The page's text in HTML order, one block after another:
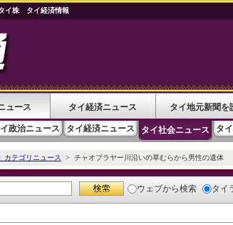
イ株 タイ経済情報
ュース タイ経済ニュース タイ地元新聞を
政治ニュース タイ経済ニュース タイ社会ニュース タ
カテゴリニュース > チャオプラヤー川沿いの草むらから男性の遺体
ウェブから検索 タイ